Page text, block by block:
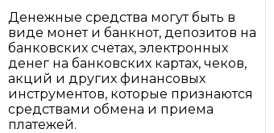
Денежные средства могут быть в
виде монет и банкнот, депозитов на
банковских счетах, электронных
денег на банковских картах, чеков,
акций и других финансовых
инструментов, которые признаются
средствами обмена и приема
платежей.